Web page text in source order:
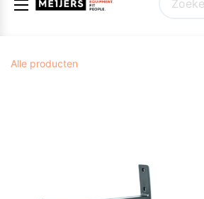
Alle producten